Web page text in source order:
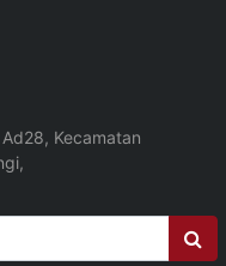
Kecamatan